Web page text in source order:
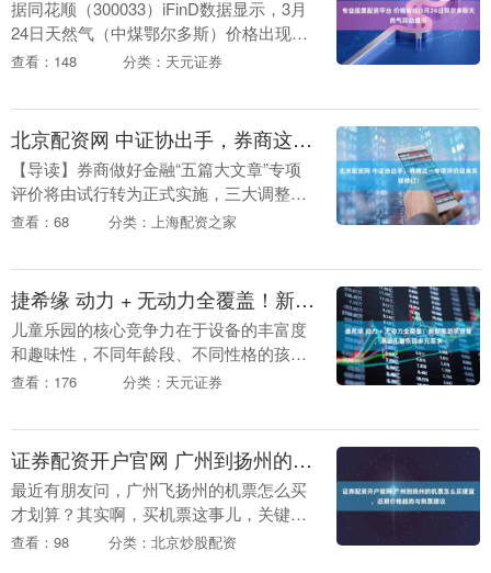
据同花顺（300033）iFinD数据显示，3月
24日天然气（中煤鄂尔多斯）价格出现异
动： 鄂尔多斯天然气3月24日已涨至
查看：148 分类：天元证券
北京配资网 中证协出手，券商这一专项评价迎来关键修订！
【导读】券商做好金融“五篇大文章”专项
评价将由试行转为正式实施，三大调整受
关注 3月24日，记者从业内获悉，中国证
公司做好金....
查看：68 分类：上海配资之家
捷希缘 动力 + 无动力全覆盖！新部落游乐设备，满足儿童乐园多元需求
儿童乐园的核心竞争力在于设备的丰富度
和趣味性，不同年龄段、不同性格的孩
子，对游乐设备的需求存在明显差异。调
客流量比单一设备乐....
查看：176 分类：天元证券
证券配资开户官网 广州到扬州的机票怎么买便宜，近期价格趋势与购票建议
最近有朋友问，广州飞扬州的机票怎么买
才划算？其实啊，买机票这事儿，关键得
看准时机、用对方法。今天就来聊聊这条
查看：98 分类：北京炒股配资